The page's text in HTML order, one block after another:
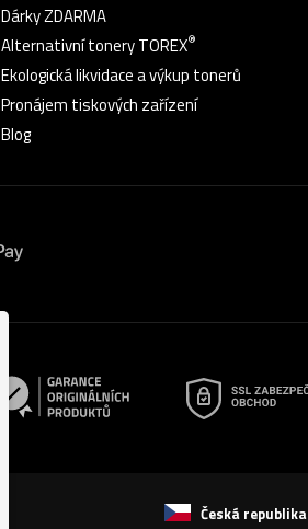
Dárky ZDARMA
Alternativní tonery TOREX®
Ekologická likvidace a výkup tonerů
Pronájem tiskových zařízení
Blog
Česká republika